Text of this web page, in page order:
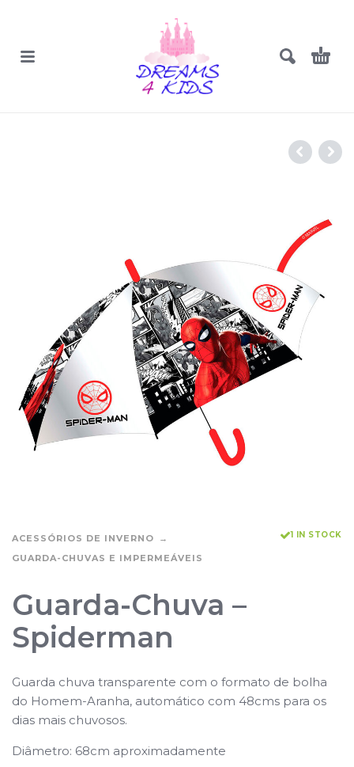
ACESSÓRIOS DE INVERNO
GUARDA-CHUVAS E IMPERMEÁVEIS
1 IN STOCK
Guarda-Chuva –
Spiderman
Guarda chuva transparente com o formato de bolha
do Homem-Aranha, automático com 48cms para os
dias mais chuvosos.
Diâmetro: 68cm aproximadamente